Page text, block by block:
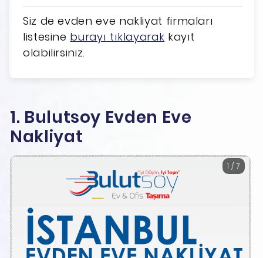
Siz de evden eve nakliyat firmaları
listesine burayı tıklayarak kayıt
olabilirsiniz.
1. Bulutsoy Evden Eve
Nakliyat
1 / 7